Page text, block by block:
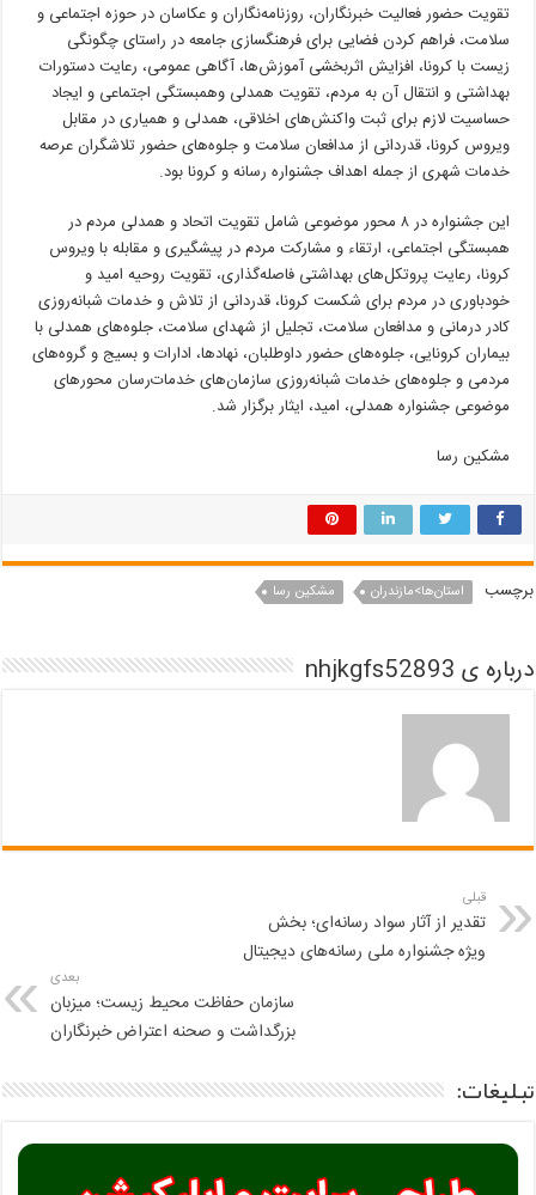
تقویت حضور فعالیت خبرنگاران، روزنامه‌نگاران و عکاسان در حوزه اجتماعی و
سلامت، فراهم کردن فضایی برای فرهنگسازی جامعه در راستای چگونگی
زیست با کرونا، افزایش اثربخشی آموزش‌ها، آگاهی عمومی، رعایت دستورات
بهداشتی و انتقال آن به مردم، تقویت همدلی وهمبستگی اجتماعی و ایجاد
حساسیت لازم برای ثبت واکنش‌های اخلاقی، همدلی و همیاری در مقابل
ویروس کرونا، قدردانی از مدافعان سلامت و جلوه‌های حضور تلاشگران عرصه
خدمات شهری از جمله اهداف جشنواره رسانه و کرونا بود.
این جشنواره در ۸ محور موضوعی شامل تقویت اتحاد و همدلی مردم در
همبستگی اجتماعی، ارتقاء و مشارکت مردم در پیشگیری و مقابله با ویروس
کرونا، رعایت پروتکل‌های بهداشتی فاصله‌گذاری، تقویت روحیه امید و
خودباوری در مردم برای شکست کرونا، قدردانی از تلاش و خدمات شبانه‌روزی
کادر درمانی و مدافعان سلامت، تجلیل از شهدای سلامت، جلوه‌های همدلی با
بیماران کرونایی، جلوه‌های حضور داوطلبان، نهادها، ادارات و بسیج و گروه‌های
مردمی و جلوه‌های خدمات شبانه‌روزی سازمان‌های خدمات‌رسان محورهای
موضوعی جشنواره همدلی، امید، ایثار برگزار شد.
مشکین رسا
برچسب استان‌ها>مازندران مشکین رسا
درباره ی nhjkgfs52893
قبلی
تقدیر از آثار سواد رسانه‌ای؛ بخش
ویژه جشنواره ملی رسانه‌های دیجیتال
بعدی
سازمان حفاظت محیط زیست؛ میزبان
بزرگداشت و صحنه اعتراض خبرنگاران
تبلیغات: